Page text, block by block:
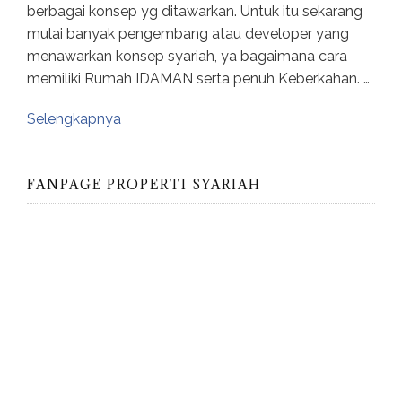
berbagai konsep yg ditawarkan. Untuk itu sekarang
mulai banyak pengembang atau developer yang
menawarkan konsep syariah, ya bagaimana cara
memiliki Rumah IDAMAN serta penuh Keberkahan. …
Selengkapnya
FANPAGE PROPERTI SYARIAH